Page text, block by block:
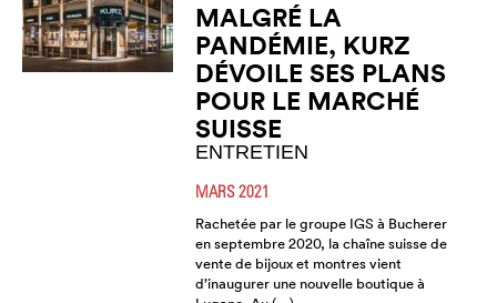
MALGRÉ LA
PANDÉMIE, KURZ
DÉVOILE SES PLANS
POUR LE MARCHÉ
SUISSE
ENTRETIEN
MARS 2021
Rachetée par le groupe IGS à Bucherer
en septembre 2020, la chaîne suisse de
vente de bijoux et montres vient
d’inaugurer une nouvelle boutique à